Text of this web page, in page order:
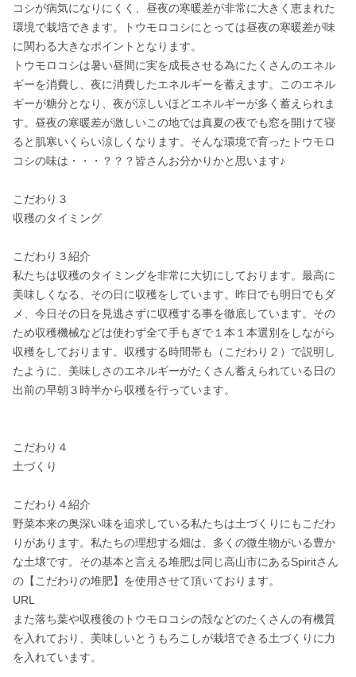
コシが病気になりにくく、昼夜の寒暖差が非常に大きく恵まれた
環境で栽培できます。トウモロコシにとっては昼夜の寒暖差が味
に関わる大きなポイントとなります。
トウモロコシは暑い昼間に実を成長させる為にたくさんのエネル
ギーを消費し、夜に消費したエネルギーを蓄えます。このエネル
ギーが糖分となり、夜が涼しいほどエネルギーが多く蓄えられま
す。昼夜の寒暖差が激しいこの地では真夏の夜でも窓を開けて寝
ると肌寒いくらい涼しくなります。そんな環境で育ったトウモロ
コシの味は・・・？？？皆さんお分かりかと思います♪
こだわり３
収穫のタイミング
こだわり３紹介
私たちは収穫のタイミングを非常に大切にしております。最高に
美味しくなる、その日に収穫をしています。昨日でも明日でもダ
メ、今日その日を見逃さずに収穫する事を徹底しています。その
ため収穫機械などは使わず全て手もぎで１本１本選別をしながら
収穫をしております。収穫する時間帯も（こだわり２）で説明し
たように、美味しさのエネルギーがたくさん蓄えられている日の
出前の早朝３時半から収穫を行っています。
こだわり４
土づくり
こだわり４紹介
野菜本来の奥深い味を追求している私たちは土づくりにもこだわ
りがあります。私たちの理想する畑は、多くの微生物がいる豊か
な土壌です。その基本と言える堆肥は同じ高山市にあるSpiritさん
の【こだわりの堆肥】を使用させて頂いております。
URL
また落ち葉や収穫後のトウモロコシの殻などのたくさんの有機質
を入れており、美味しいとうもろこしが栽培できる土づくりに力